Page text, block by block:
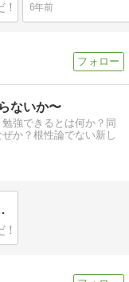
6年前
ないか〜
強できるとは何か？同
か？根性論でない新し
プページ）